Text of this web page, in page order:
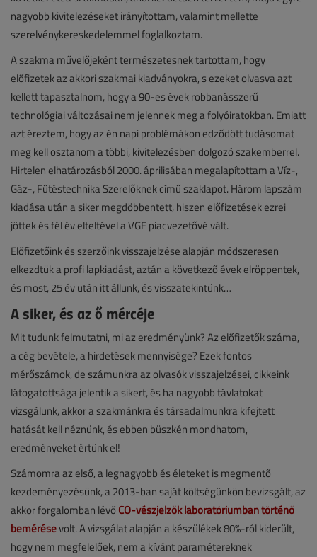
nagyobb kivitelezéseket irányítottam, valamint mellette
szerelvénykereskedelemmel foglalkoztam.
A szakma művelőjeként természetesnek tartottam, hogy
előfizetek az akkori szakmai kiadványokra, s ezeket olvasva azt
kellett tapasztalnom, hogy a 90-es évek robbanásszerű
technológiai változásai nem jelennek meg a folyóiratokban. Emiatt
azt éreztem, hogy az én napi problémákon edződött tudásomat
meg kell osztanom a többi, kivitelezésben dolgozó szakemberrel.
Hirtelen elhatározásból 2000. áprilisában megalapítottam a Víz-,
Gáz-, Fűtéstechnika Szerelőknek című szaklapot. Három lapszám
kiadása után a siker megdöbbentett, hiszen előfizetések ezrei
jöttek és fél év elteltével a VGF piacvezetővé vált.
Előfizetőink és szerzőink visszajelzése alapján módszeresen
elkezdtük a profi lapkiadást, aztán a következő évek elröppentek,
és most, 25 év után itt állunk, és visszatekintünk…
A siker, és az ő mércéje
Mit tudunk felmutatni, mi az eredményünk? Az előfizetők száma,
a cég bevétele, a hirdetések mennyisége? Ezek fontos
mérőszámok, de számunkra az olvasók visszajelzései, cikkeink
látogatottsága jelentik a sikert, és ha nagyobb távlatokat
vizsgálunk, akkor a szakmánkra és társadalmunkra kifejtett
hatását kell néznünk, és ebben büszkén mondhatom,
eredményeket értünk el!
Számomra az első, a legnagyobb és életeket is megmentő
kezdeményezésünk, a 2013-ban saját költségünkön bevizsgált, az
akkor forgalomban lévő CO-vészjelzők laboratóriumban történő
bemérésevolt. A vizsgálat alapján a készülékek 80%-ról kiderült,
hogy nem megfelelőek, nem a kívánt paramétereknek